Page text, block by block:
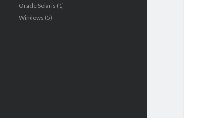
Oracle Solaris (1)
Windows (5)